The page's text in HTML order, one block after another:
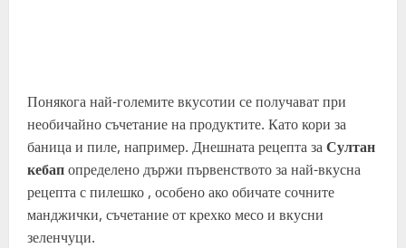
Понякога най-големите вкусотии се получават при
необичайно съчетание на продуктите. Като кори за
баница и пиле, например. Днешната рецепта заСултан
кебапопределено държи първенството за най-вкусна
рецепта с пилешко , особено ако обичате сочните
манджички, съчетание от крехко месо и вкусни
зеленчуци.